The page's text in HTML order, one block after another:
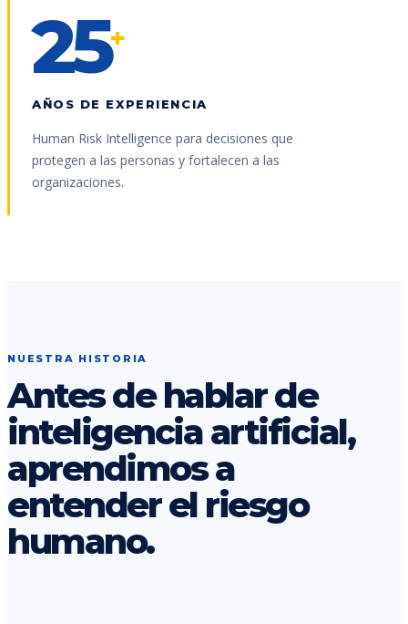
25+
AÑOS DE EXPERIENCIA
Human Risk Intelligence para decisiones que
protegen a las personas y fortalecen a las
organizaciones.
NUESTRA HISTORIA
Antes de hablar de
inteligencia artificial,
aprendimos a
entender el riesgo
humano.